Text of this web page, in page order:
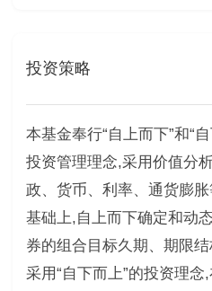
投资策略
本基金奉行“自上而下”和“
投资管理理念,采用价值分
政、货币、利率、通货膨
基础上,自上而下确定和动
券的组合目标久期、期限
采用“自下而上”的投资理念